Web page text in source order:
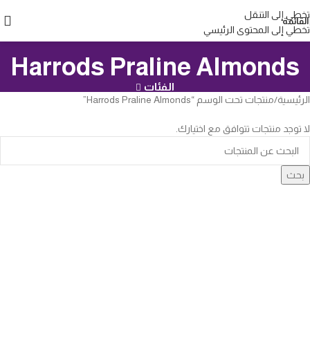
تخطي إلى التنقل
تخطي إلى المحتوى الرئيسي
القائمة
Harrods Praline Almonds
الفئات
الرئيسية منتجات تحت الوسم “Harrods Praline Almonds”
لا توجد منتجات تتوافق مع اختيارك.
بحث